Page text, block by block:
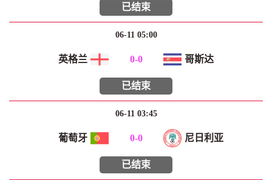
已结束
06-11 05:00
英格兰 0-0 哥斯达
已结束
06-11 03:45
葡萄牙 0-0 尼日利亚
已结束